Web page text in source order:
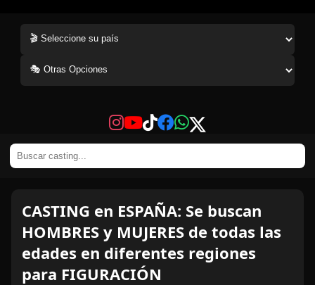
CASTING en ESPAÑA: Se buscan
HOMBRES y MUJERES de todas las
edades en diferentes regiones
para FIGURACIÓN